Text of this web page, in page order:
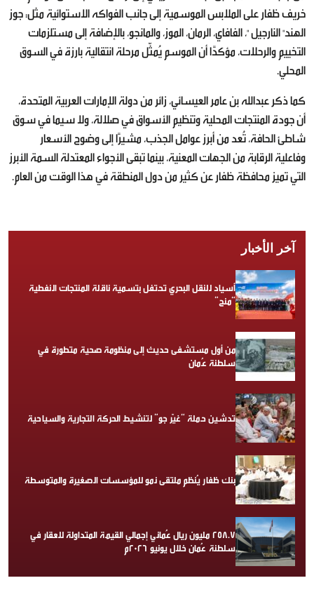
خريف ظفار على الملابس الموسمية إلى جانب الفواكه الاستوائية مثل: جوز
الهند" النارجيل "، الفافاي، الرمان، الموز، والمانجو، بالإضافة إلى مستلزمات
التخييم والرحلات، مؤكدًا أن الموسم يُمثّل مرحلة انتقالية بارزة في السوق
المحلي.
كما ذكر عبدالله بن عامر العيسائي، زائر من دولة الإمارات العربية المتحدة،
أن جودة المنتجات المحلية وتنظيم الأسواق في صلالة، ولا سيما في سوق
شاطئ الحافة، تُعد من أبرز عوامل الجذب، مشيرًا إلى وضوح الأسعار
وفاعلية الرقابة من الجهات المعنية، بينما تبقى الأجواء المعتدلة السمة الأبرز
التي تميز محافظة ظفار عن كثير من دول المنطقة في هذا الوقت من العام.
آخر الأخبار
أسياد للنقل البحري تحتفل بتسمية ناقلة المنتجات النفطية
“منح”
من أول مستشفى حديث إلى منظومة صحية متطورة في
سلطنة عُمان
تدشين حملة “غيّر جو” لتنشيط الحركة التجارية والسياحية
بنك ظفار يُنظم ملتقى نمو للمؤسسات الصغيرة والمتوسطة
258.7 مليون ريال عُماني إجمالي القيمة المتداولة للعقار في
سلطنة عُمان خلال يونيو 2026م